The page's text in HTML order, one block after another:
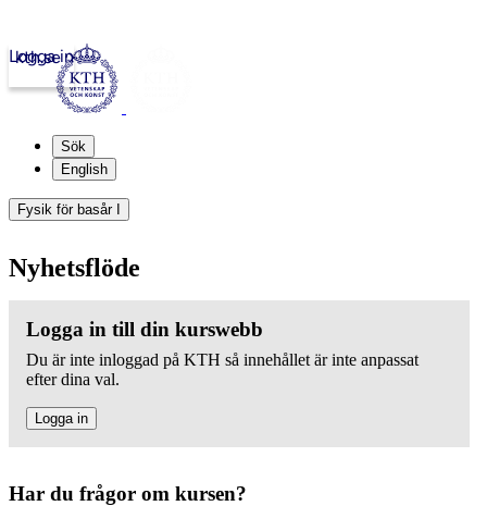
kth.se
Logga in
Sök
English
Fysik för basår I
Nyhetsflöde
Logga in till din kurswebb
Du är inte inloggad på KTH så innehållet är inte anpassat
efter dina val.
Logga in
Har du frågor om kursen?